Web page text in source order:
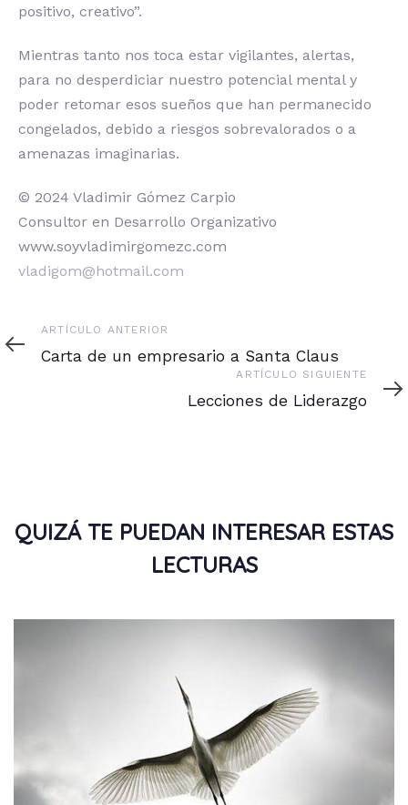
positivo, creativo”.
Mientras tanto nos toca estar vigilantes, alertas,
para no desperdiciar nuestro potencial mental y
poder retomar esos sueños que han permanecido
congelados, debido a riesgos sobrevalorados o a
amenazas imaginarias.
© 2024 Vladimir Gómez Carpio
Consultor en Desarrollo Organizativo
www.soyvladimirgomezc.com
vladigom@hotmail.com
Artículo
anterior
ARTÍCULO ANTERIOR
Carta de un empresario a Santa Claus
Artículo
siguiente
ARTÍCULO SIGUIENTE
Lecciones de Liderazgo
QUIZÁ TE PUEDAN INTERESAR ESTAS
LECTURAS